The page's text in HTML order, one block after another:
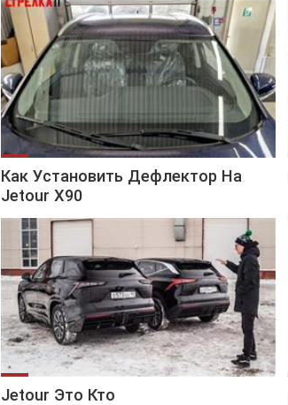
Как Установить Дефлектор На
Jetour X90
Jetour Это Кто